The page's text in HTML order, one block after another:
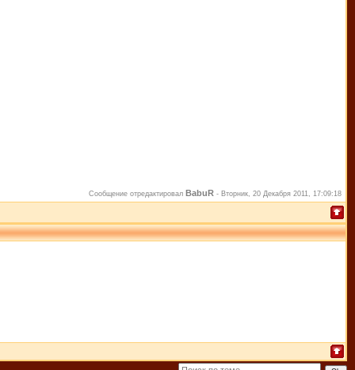
Сообщение отредактировал BabuR - Вторник, 20 Декабря 2011, 17:09:18